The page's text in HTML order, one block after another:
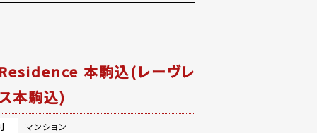
本駒込(レーヴレ
本駒込)
マンション